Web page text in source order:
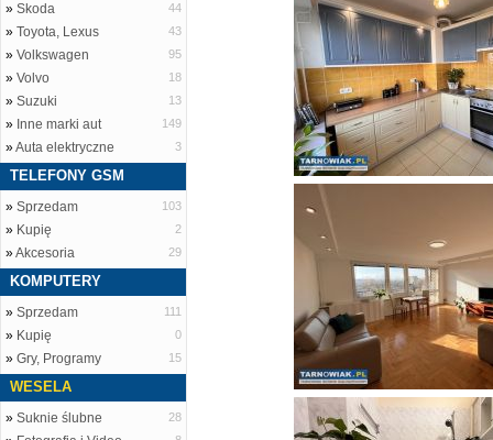
» Skoda 44
» Toyota, Lexus 43
» Volkswagen 95
» Volvo 18
» Suzuki 13
» Inne marki aut 149
»Auta elektryczne 3
TELEFONY GSM
» Sprzedam 103
» Kupię 2
»Akcesoria 29
KOMPUTERY
» Sprzedam 111
» Kupię 0
» Gry, Programy 15
WESELA
» Suknie ślubne 28